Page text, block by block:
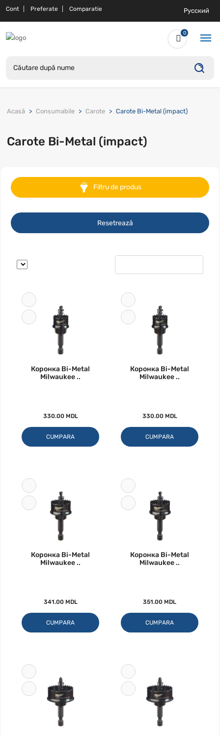
Cont Preferate Comparatie Русский
0
Acasă Consumabile Carote Carote Bi-Metal (impact)
Carote Bi-Metal (impact)
Filtru de produs
Resetrează
Коронка Bi-Metal
Milwaukee ..
330.00 MDL
CUMPARA
Коронка Bi-Metal
Milwaukee ..
330.00 MDL
CUMPARA
Коронка Bi-Metal
Milwaukee ..
341.00 MDL
CUMPARA
Коронка Bi-Metal
Milwaukee ..
351.00 MDL
CUMPARA